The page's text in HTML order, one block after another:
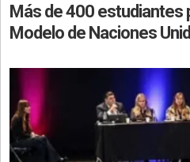
Más de 400 estudiantes
Modelo de Naciones